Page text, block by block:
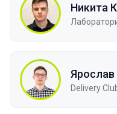
Никита
Delivery